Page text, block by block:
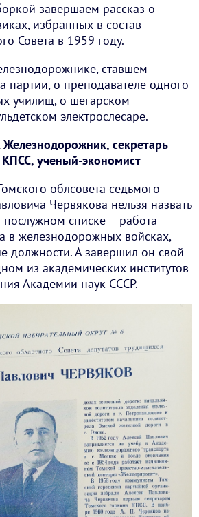
завершаем рассказ о
избранных в состав
Совета в 1959 году.
ставшем
партии, о преподавателе одного
училищ, о шегарском
электрослесаре.
Железнодорожник, секретарь
ученый-экономист
облсовета седьмого
Червякова нельзя назвать
списке – работа
в железнодорожных войсках,
должности. А завершил он свой
из академических институтов
Академии наук СССР.